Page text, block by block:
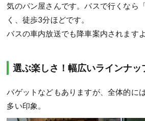
気のパン屋さんです。バスで行くなら
く、徒歩3分ほどです。
バスの車内放送でも降車案内されます
選ぶ楽しさ！幅広いラインナッ
バゲットなどもありますが、全体的に
多い印象。